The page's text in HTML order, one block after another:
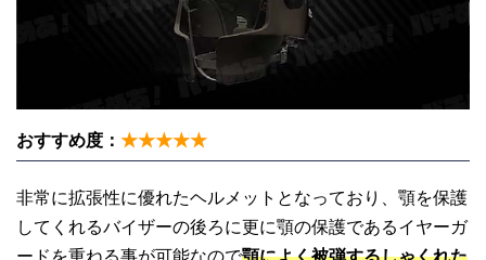
おすすめ度： ★★★★★
非常に拡張性に優れたヘルメットとなっており、顎を保護
してくれるバイザーの後ろに更に顎の保護であるイヤーガ